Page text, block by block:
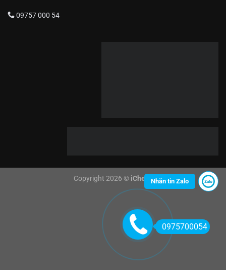
09757 000 54
Copyright 2026 © iCheck
0975700054
Nhắn tin Zalo